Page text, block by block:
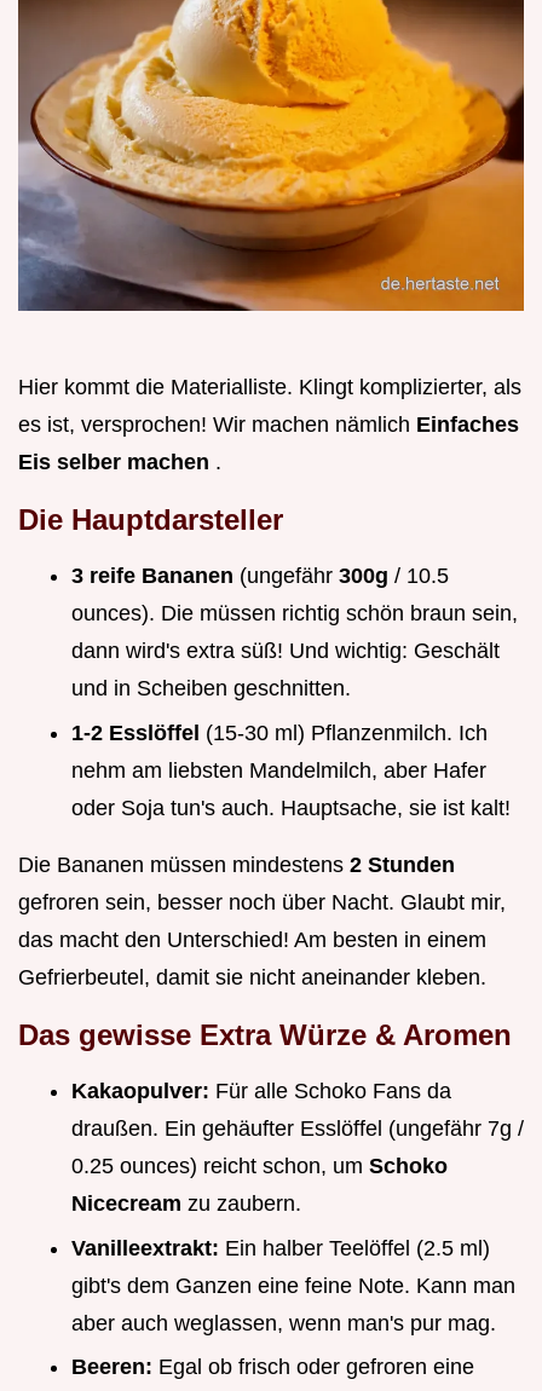
Hier kommt die Materialliste. Klingt komplizierter, als
es ist, versprochen! Wir machen nämlich Einfaches
Eis selber machen .
Die Hauptdarsteller
3 reife Bananen (ungefähr 300g / 10.5
ounces). Die müssen richtig schön braun sein,
dann wird's extra süß! Und wichtig: Geschält
und in Scheiben geschnitten.
1-2 Esslöffel (15-30 ml) Pflanzenmilch. Ich
nehm am liebsten Mandelmilch, aber Hafer
oder Soja tun's auch. Hauptsache, sie ist kalt!
Die Bananen müssen mindestens 2 Stunden
gefroren sein, besser noch über Nacht. Glaubt mir,
das macht den Unterschied! Am besten in einem
Gefrierbeutel, damit sie nicht aneinander kleben.
Das gewisse Extra Würze & Aromen
Kakaopulver: Für alle Schoko Fans da
draußen. Ein gehäufter Esslöffel (ungefähr 7g /
0.25 ounces) reicht schon, um Schoko
Nicecream zu zaubern.
Vanilleextrakt: Ein halber Teelöffel (2.5 ml)
gibt's dem Ganzen eine feine Note. Kann man
aber auch weglassen, wenn man's pur mag.
Beeren: Egal ob frisch oder gefroren eine